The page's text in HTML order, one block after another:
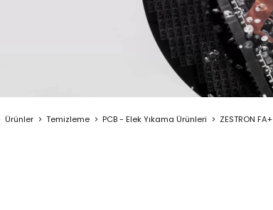
Ürünler Temizleme PCB - Elek Yıkama Ürünleri ZESTRON FA+